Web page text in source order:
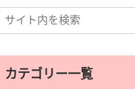
カテゴリー一覧